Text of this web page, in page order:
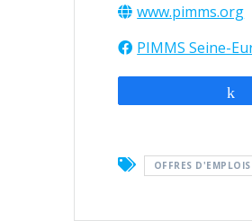
www.pimms.org
PIMMS Seine-
OFFRES D'EMPLOIS